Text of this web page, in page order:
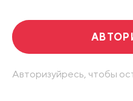
Авторизуйресь, чтобы